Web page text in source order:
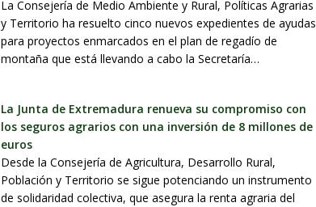
La Consejería de Medio Ambiente y Rural, Políticas Agrarias
y Territorio ha resuelto cinco nuevos expedientes de ayudas
para proyectos enmarcados en el plan de regadío de
montaña que está llevando a cabo la Secretaría…
La Junta de Extremadura renueva su compromiso con
los seguros agrarios con una inversión de 8 millones de
euros
Desde la Consejería de Agricultura, Desarrollo Rural,
Población y Territorio se sigue potenciando un instrumento
de solidaridad colectiva, que asegura la renta agraria del